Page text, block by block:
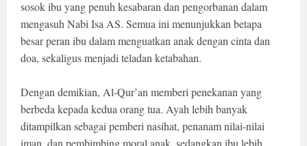
sosok ibu yang penuh kesabaran dan pengorbanan dalam
mengasuh Nabi Isa AS. Semua ini menunjukkan betapa
besar peran ibu dalam menguatkan anak dengan cinta dan
doa, sekaligus menjadi teladan ketabahan.
Dengan demikian, Al-Qur’an memberi penekanan yang
berbeda kepada kedua orang tua. Ayah lebih banyak
ditampilkan sebagai pemberi nasihat, penanam nilai-nilai
iman, dan pembimbing moral anak, sedangkan ibu lebih